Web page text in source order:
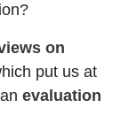
on
put us at
evaluation